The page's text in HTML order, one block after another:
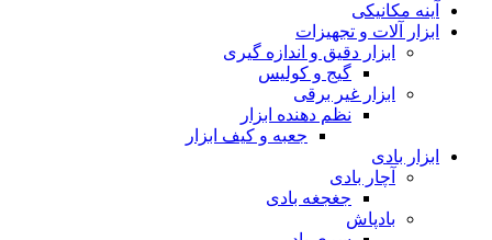
آینه مکانیکی
ابزار آلات و تجهیزات
ابزار دقیق و اندازه گیری
گیج و کولیس
ابزار غیر برقی
نظم دهنده ابزار
جعبه و کیف ابزار
ابزار بادی
آچار بادی
جغجغه بادی
بادپاش